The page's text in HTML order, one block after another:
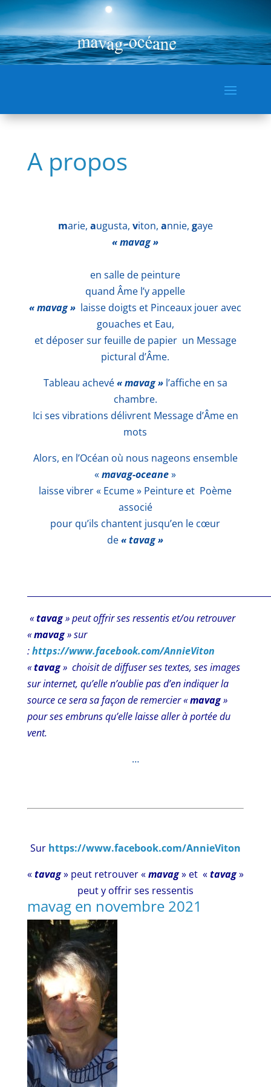
A propos
marie, augusta, viton, annie, gaye
« mavag »
en salle de peinture
quand Âme l’y appelle
« mavag » laisse doigts et Pinceaux jouer avec
gouaches et Eau,
et déposer sur feuille de papier un Message
pictural d’Âme.
Tableau achevé« mavag »l’affiche en sa
chambre.
Ici ses vibrations délivrent Message d’Âme en
mots
Alors, en l’Océan où nous nageons ensemble
«mavag-oceane»
laisse vibrer « Ecume » Peinture et Poème
associé
pour qu’ils chantent jusqu’en le cœur
de« tavag »
«tavag» peut offrir ses ressentis et/ou retrouver
«mavag» sur
:https://www.facebook.com/AnnieViton
«tavag» choisit de diffuser ses textes, ses images
sur internet, qu’elle n’oublie pas d’en indiquer la
sourcece sera sa façon de remercier «mavag»
pour ses embruns qu’elle laisse aller à portée du
vent.
…
Sur https://www.facebook.com/AnnieViton
«tavag» peut retrouver «mavag» et «tavag»
peut y offrir ses ressentis
mavag en novembre 2021